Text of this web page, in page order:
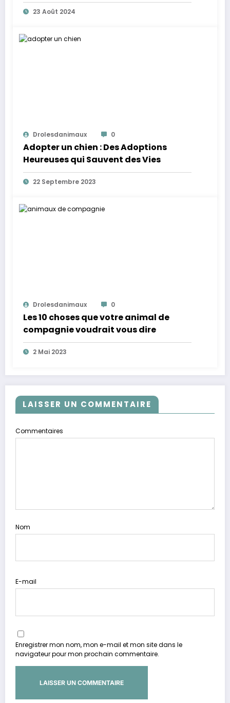
23 Août 2024
Drolesdanimaux 0
Adopter un chien : Des Adoptions
Heureuses qui Sauvent des Vies
22 Septembre 2023
Drolesdanimaux 0
Les 10 choses que votre animal de
compagnie voudrait vous dire
2 Mai 2023
LAISSER UN COMMENTAIRE
Commentaires
Nom
E-mail
Enregistrer mon nom, mon e-mail et mon site dans le
navigateur pour mon prochain commentaire.